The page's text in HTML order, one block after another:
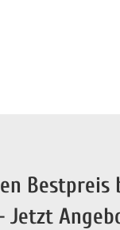
Bestpreis
Jetzt